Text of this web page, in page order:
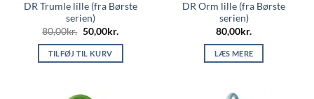
DR Trumle lille (fra Børste
serien)
80,00kr. Den
oprindelige
pris
var:
50,00kr.
pris
TILFØJ TIL KURV
DR Orm lille (fra Børste
serien)
80,00kr.
LÆS MERE